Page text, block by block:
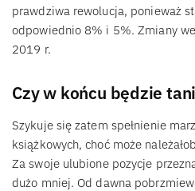
prawdziwa rewolucja, ponieważ
odpowiednio 8% i 5%. Zmiany
2019 r.
Czy w końcu będzie
Szykuje się zatem spełnienie
książkowych, choć może
Za swoje ulubione pozycje
dużo mniej. Od dawna